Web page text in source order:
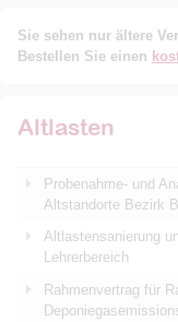
Sie sehen nur ältere
Bestellen Sie einen
Altlasten
Probenahme- und
Altstandorte Bezirk
Altlastensanierung
Lehrerbereich
Rahmenvertrag für